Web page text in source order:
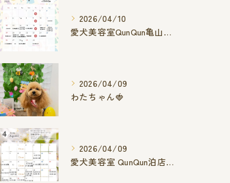
2026/04/10
愛犬美容室QunQun亀山エコー店
2026/04/09
わたちゃん🍓
2026/04/09
愛犬美容室 QunQun泊店 4月空き状況です